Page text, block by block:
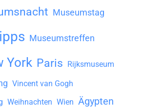
Museumstag
Museumstreffen
York Paris Rijksmuseum
Vincent van Gogh
Weihnachten Wien Ägypten